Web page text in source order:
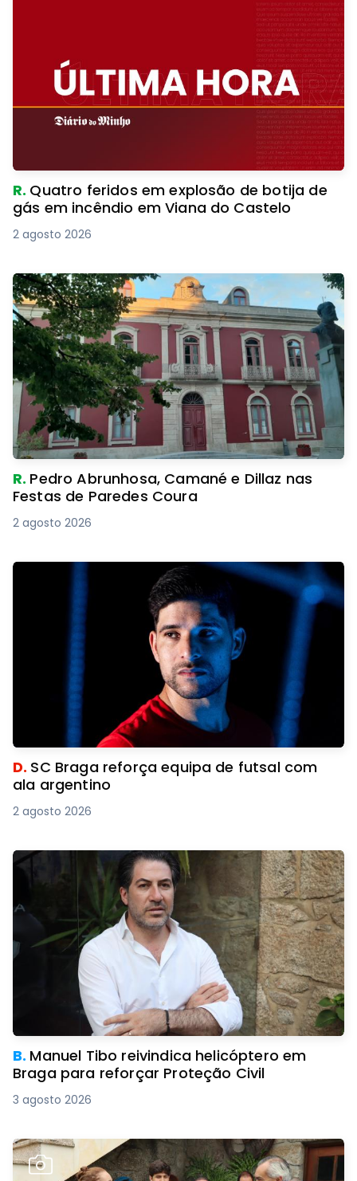
R. Quatro feridos em explosão de botija de
gás em incêndio em Viana do Castelo
2 agosto 2026
R. Pedro Abrunhosa, Camané e Dillaz nas
Festas de Paredes Coura
2 agosto 2026
D. SC Braga reforça equipa de futsal com
ala argentino
2 agosto 2026
B. Manuel Tibo reivindica helicóptero em
Braga para reforçar Proteção Civil
3 agosto 2026